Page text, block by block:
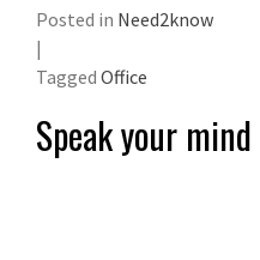
Posted in Need2know
|
Tagged Office
Speak your mind